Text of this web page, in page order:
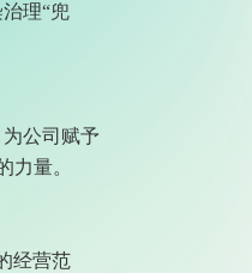
理“兜
公司赋予
力量。
经营范